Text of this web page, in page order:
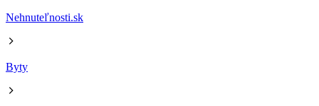
Nehnuteľnosti.sk
Byty